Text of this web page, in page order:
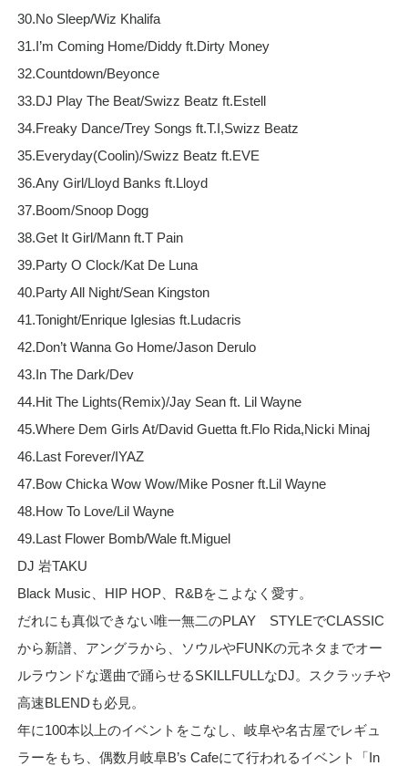
30.No Sleep/Wiz Khalifa
31.I’m Coming Home/Diddy ft.Dirty Money
32.Countdown/Beyonce
33.DJ Play The Beat/Swizz Beatz ft.Estell
34.Freaky Dance/Trey Songs ft.T.I,Swizz Beatz
35.Everyday(Coolin)/Swizz Beatz ft.EVE
36.Any Girl/Lloyd Banks ft.Lloyd
37.Boom/Snoop Dogg
38.Get It Girl/Mann ft.T Pain
39.Party O Clock/Kat De Luna
40.Party All Night/Sean Kingston
41.Tonight/Enrique Iglesias ft.Ludacris
42.Don’t Wanna Go Home/Jason Derulo
43.In The Dark/Dev
44.Hit The Lights(Remix)/Jay Sean ft. Lil Wayne
45.Where Dem Girls At/David Guetta ft.Flo Rida,Nicki Minaj
46.Last Forever/IYAZ
47.Bow Chicka Wow Wow/Mike Posner ft.Lil Wayne
48.How To Love/Lil Wayne
49.Last Flower Bomb/Wale ft.Miguel
DJ 岩TAKU
Black Music、HIP HOP、R&Bをこよなく愛す。
だれにも真似できない唯一無二のPLAY STYLEでCLASSIC
から新譜、アングラから、ソウルやFUNKの元ネタまでオー
ルラウンドな選曲で踊らせるSKILLFULLなDJ。スクラッチや
高速BLENDも必見。
年に100本以上のイベントをこなし、岐阜や名古屋でレギュ
ラーをもち、偶数月岐阜B’s Cafeにて行われるイベント「In